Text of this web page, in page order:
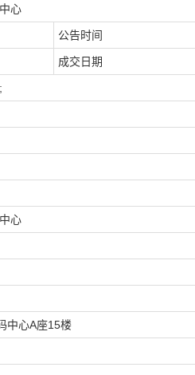
心
公告时间
成交日期
心
中心A座15楼